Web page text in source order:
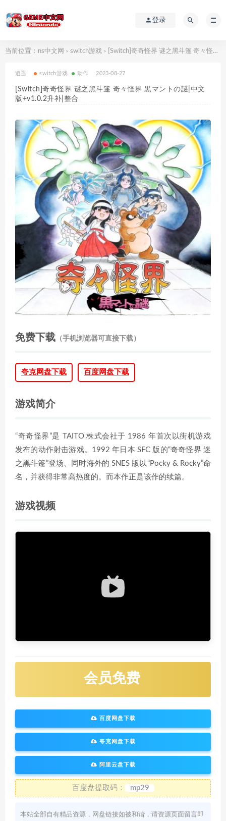
登录
当前位置： ns中文网 > switch游戏 > [Switch]奇奇怪界 谜之黑斗篷 奇々怪界 黒マントの謎|中文版+v1.0.2升补|整合
逍遥 switch游戏 动作 2023-08-27
[Switch]奇奇怪界 谜之黑斗篷 奇々怪界 黒マントの謎|中文
版+v1.0.2升补|整合
免费下载 （手机浏览器可直接下载）
夸克网盘下载 百度网盘下载
游戏简介
“奇奇怪界”是 TAITO 株式会社于 1986 年首次以街机游戏
发布的动作射击游戏。1992 年日本 SFC 版的“奇奇怪界 迷
之黑斗篷”登场、同时海外的 SNES 版以“Pocky & Rocky”命
名，并获得非常高热度的。而本作正是该作的续篇。
游戏视频
会员免费
百度网盘下载
夸克网盘下载
阿里云盘下载
百度盘提取码： mp29
本站全部自有精品资源，网盘链接如被和谐，请资源页面留言即